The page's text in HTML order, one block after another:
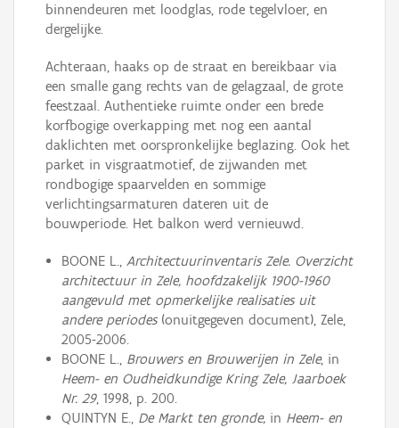
binnendeuren met loodglas, rode tegelvloer, en
dergelijke.
Achteraan, haaks op de straat en bereikbaar via
een smalle gang rechts van de gelagzaal, de grote
feestzaal. Authentieke ruimte onder een brede
korfbogige overkapping met nog een aantal
daklichten met oorspronkelijke beglazing. Ook het
parket in visgraatmotief, de zijwanden met
rondbogige spaarvelden en sommige
verlichtingsarmaturen dateren uit de
bouwperiode. Het balkon werd vernieuwd.
BOONE L.,Architectuurinventaris Zele. Overzicht
architectuur in Zele, hoofdzakelijk 1900-1960
aangevuld met opmerkelijke realisaties uit
andere periodes (onuitgegeven document), Zele,
2005-2006.
BOONE L., Brouwers en Brouwerijen in Zele, in
Heem- en Oudheidkundige Kring Zele, Jaarboek
Nr. 29, 1998, p. 200.
QUINTYN E., De Markt ten gronde,in Heem- en